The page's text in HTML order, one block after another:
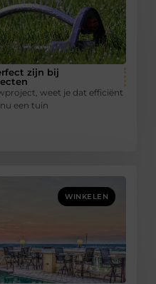
zijn bij
weet je dat efficiënt
een tuin
WINKELEN